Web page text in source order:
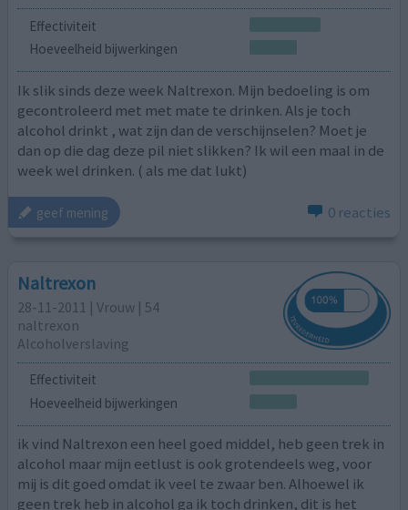
Effectiviteit
Hoeveelheid bijwerkingen
Ik slik sinds deze week Naltrexon. Mijn bedoeling is om
gecontroleerd met met mate te drinken. Als je toch
alcohol drinkt , wat zijn dan de verschijnselen? Moet je
dan op die dag deze pil niet slikken? Ik wil een maal in de
week wel drinken. ( als me dat lukt)
geef mening 0 reacties
Naltrexon
28-11-2011 | Vrouw | 54
naltrexon
Alcoholverslaving
Effectiviteit
Hoeveelheid bijwerkingen
ik vind Naltrexon een heel goed middel, heb geen trek in
alcohol maar mijn eetlust is ook grotendeels weg, voor
mij is dit goed omdat ik veel te zwaar ben. Alhoewel ik
geen trek heb in alcohol ga ik toch drinken, dit is het